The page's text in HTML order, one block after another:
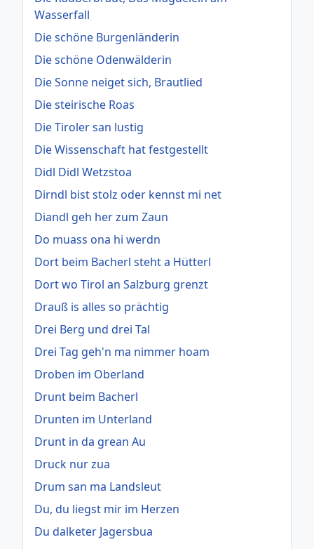
Wasserfall
Die schöne Burgenländerin
Die schöne Odenwälderin
Die Sonne neiget sich, Brautlied
Die steirische Roas
Die Tiroler san lustig
Die Wissenschaft hat festgestellt
Didl Didl Wetzstoa
Dirndl bist stolz oder kennst mi net
Diandl geh her zum Zaun
Do muass ona hi werdn
Dort beim Bacherl steht a Hütterl
Dort wo Tirol an Salzburg grenzt
Drauß is alles so prächtig
Drei Berg und drei Tal
Drei Tag geh'n ma nimmer hoam
Droben im Oberland
Drunt beim Bacherl
Drunten im Unterland
Drunt in da grean Au
Druck nur zua
Drum san ma Landsleut
Du, du liegst mir im Herzen
Du dalketer Jagersbua